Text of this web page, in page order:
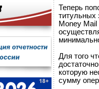
Теперь
титульных
Money
Для того
которую
сумму